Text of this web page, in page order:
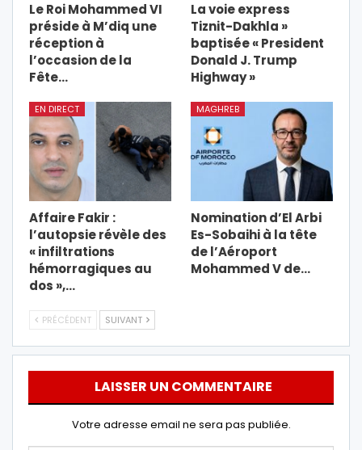
Le Roi Mohammed VI
préside à M’diq une
réception à
l’occasion de la
Fête…
La voie express
Tiznit-Dakhla »
baptisée « President
Donald J. Trump
Highway »
EN DIRECT
Affaire Fakir :
l’autopsie révèle des
« infiltrations
hémorragiques au
dos »,…
MAGHREB
Nomination d’El Arbi
Es-Sobaihi à la tête
de l’Aéroport
Mohammed V de…
PRÉCÉDENT SUIVANT
LAISSER UN COMMENTAIRE
Votre adresse email ne sera pas publiée.